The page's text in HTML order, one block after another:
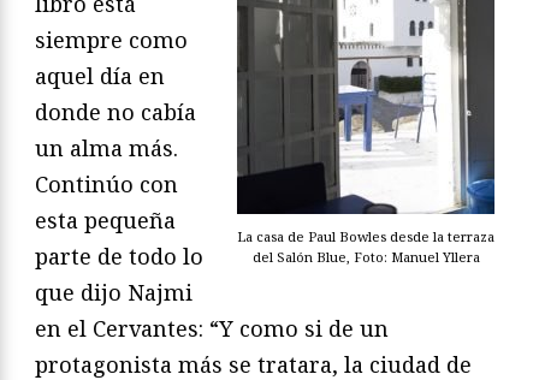
La casa de Paul Bowles desde la terraza
del Salón Blue, Foto: Manuel Yllera
siempre como
aquel día en
donde no cabía
un alma más.
Continúo con
esta pequeña
parte de todo lo
que dijo Najmi
en el Cervantes: “Y como si de un
protagonista más se tratara, la ciudad de